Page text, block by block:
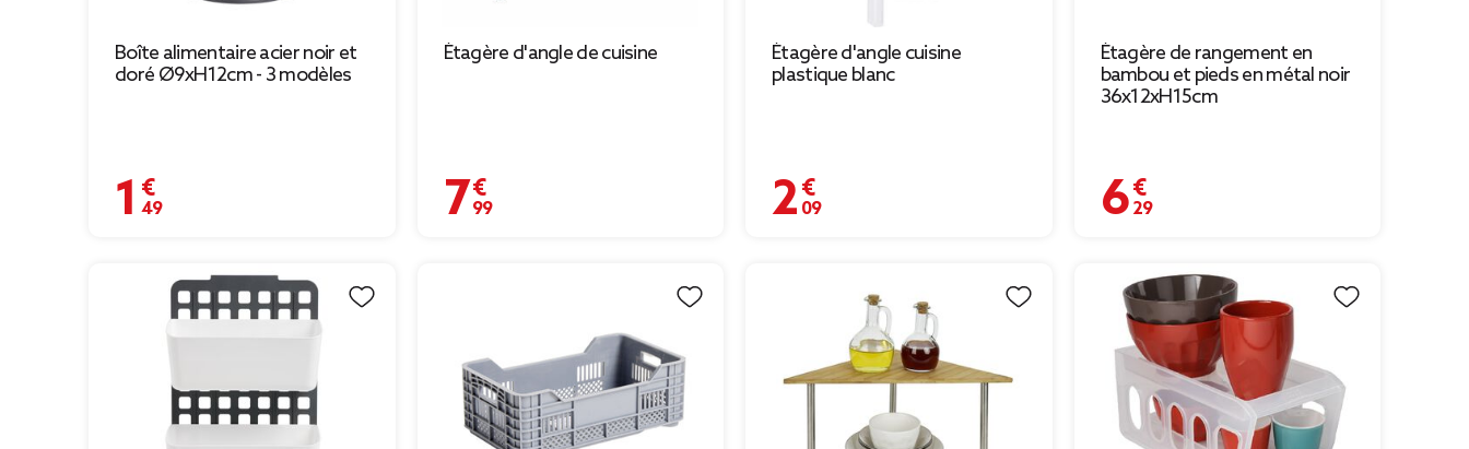
Boîte alimentaire acier noir et
doré Ø9xH12cm - 3 modèles
1,49 €
Étagère d'angle de cuisine
7,99 €
Étagère d'angle cuisine
plastique blanc
2,09 €
Étagère de rangement en
bambou et pieds en métal noir
36x12xH15cm
6,29 €